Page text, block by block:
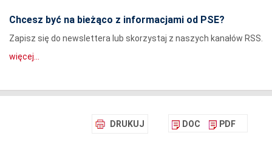
Chcesz być na bieżąco z informacjami od PSE?
Zapisz się do newslettera lub skorzystaj z naszych kanałów RSS.
więcej...
DRUKUJ DOC PDF